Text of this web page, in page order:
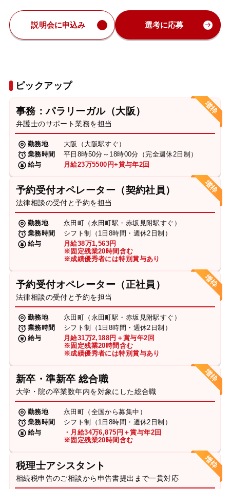
説明会に申込み 選考に応募
ピックアップ
事務：パラリーガル（大阪）
弁護士のサポート業務を担当
勤務地
大阪（大阪駅すぐ）
業務時間
平日8時50分～18時00分（完全週休2日制）
給与
月給23万5500円+賞与年2回
予約受付オペレーター（契約社員）
法律相談の受付と予約を担当
勤務地
永田町（永田町駅・赤坂見附駅すぐ）
業務時間
シフト制（1日8時間・週休2日制）
給与
月給38万1,563円
※固定残業20時間含む
※成績優秀者には特別賞与あり
予約受付オペレーター（正社員）
法律相談の受付と予約を担当
勤務地
永田町（永田町駅・赤坂見附駅すぐ）
業務時間
シフト制（1日8時間・週休2日制）
給与
月給31万2,188円＋賞与年2回
※固定残業20時間含む
※成績優秀者には特別賞与あり
新卒・準新卒 総合職
大学・院の卒業数年内を対象にした総合職
勤務地
永田町（全国から募集中）
業務時間
シフト制（1日8時間・週休2日制）
給与
・月給34万6,875円＋賞与年2回
※固定残業20時間含む
税理士アシスタント
相続税申告のご相談から申告書提出まで一貫対応